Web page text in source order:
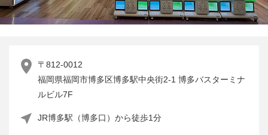
〒812-0012
福岡県福岡市博多区博多駅中央街2-1 博多バスターミナ
ルビル7F
JR博多駅（博多口）から徒歩1分